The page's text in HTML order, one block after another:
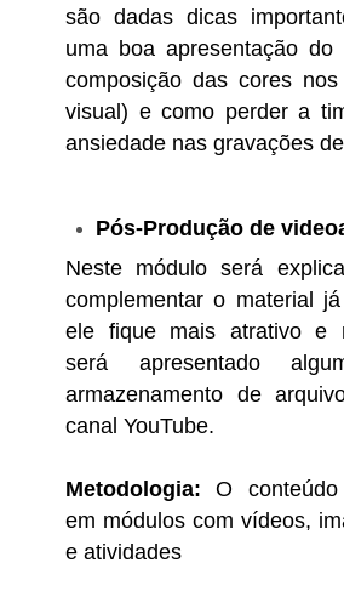
são dadas dicas
uma boa apresentação
composição das cores
visual) e como perder a
ansiedade nas gravações
Pós-Produção de
Neste módulo será
complementar o material
ele fique mais atrativo e
será apresentado
armazenamento de
canal YouTube.
Metodologia:O
em módulos com vídeos,
e atividades